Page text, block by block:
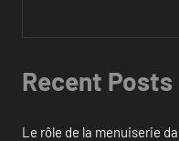
Recent Posts
Le rôle de la menuiserie